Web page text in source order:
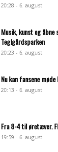
20:28 - 6. august
Musik, kunst og
Teglgårdsparken
20:23 - 6. august
Nu kan fansene
20:13 - 6. august
Fra 8-4 til øretæver.
19:59 - 6. august